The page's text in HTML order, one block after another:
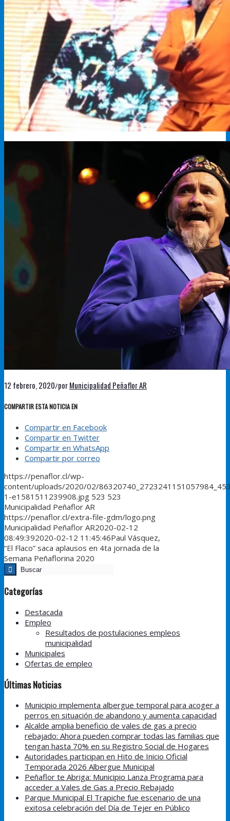
12 febrero, 2020/porMunicipalidad Peñaflor AR
COMPARTIR ESTA NOTICIA EN
Compartir en Facebook
Compartir en Twitter
Compartir en WhatsApp
Compartir por correo
https://penaflor.cl/wp-
content/uploads/2020/02/
1-e1581511239908.jpg 523 523
Municipalidad Peñaflor AR
https://penaflor.cl/extra-file-gdm/logo.png
Municipalidad Peñaflor AR2020-02-12
08:49:392020-02-12 11:45:46Paul Vásquez,
“El Flaco” saca aplausos en 4ta jornada de la
Semana Peñaflorina 2020
Categorías
Destacada
Empleo
Resultados de postulaciones empleos
municipalidad
Municipales
Ofertas de empleo
Últimas Noticias
Municipio implementa albergue temporal para acoger a
perros en situación de abandono y aumenta capacidad
Alcalde amplia beneficio de vales de gas a precio
rebajado: Ahora pueden comprar todas las familias que
tengan hasta 70% en su Registro Social de Hogares
Autoridades participan en Hito de Inicio Oficial
Temporada 2026 Albergue Municipal
Peñaflor te Abriga: Municipio Lanza Programa para
acceder a Vales de Gas a Precio Rebajado
Parque Municipal El Trapiche fue escenario de una
exitosa celebración del Día de Tejer en Público